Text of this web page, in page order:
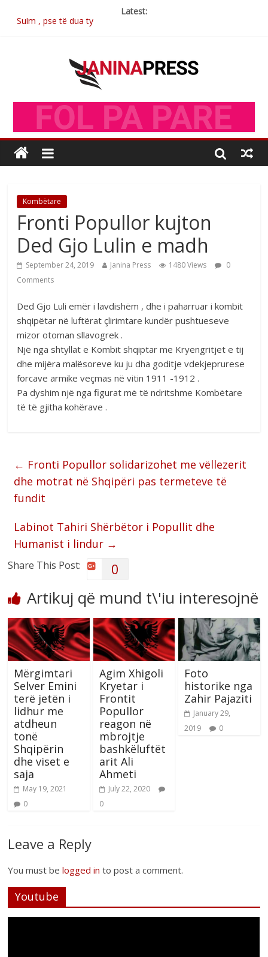
Latest:
Sulm , pse të dua ty
Postim me vlera nga artistja e mirëfilltë Mimoza Gjoni
Brahim Çekaj njē veprimtar i respektuar i çeshtjës kombëtare
Kombëtare
Fronti Popullor kujton
Ded Gjo Lulin e madh
September 24, 2019 Janina Press 1480 Views
0
Comments
Ded Gjo Luli emër i lavdishëm , dhe i paharruar i kombit
shqipëtar në luftërat çlirimtare kundër pushtueseve
mizor otoman sllavogrek .
Një nga shtyllat e Kombit shqiptar me Kryengritjet e tij
dhe mijëra malësoreve ku ju dha goditje vdekjeprurese
forcave armike veçmas në vitin 1911 -1912 .
Pa dyshim një nga figurat më të ndritshme Kombëtare
të të gjitha kohërave .
← Fronti Popullor solidarizohet me vëllezerit
dhe motrat në Shqipëri pas termeteve të
fundit
Labinot Tahiri Shërbëtor i Popullit dhe
Humanist i lindur →
Share This Post: 0
Artikuj që mund t\'iu interesojnë
Mërgimtari
Selver Emini
terë jetën i
lidhur me
atdheun
tonë
Shqipërin
dhe viset e
saja
May 19, 2021
0
Agim Xhigoli
Kryetar i
Frontit
Popullor
reagon në
mbrojtje
bashkëluftët
arit Ali
Ahmeti
July 22, 2020
0
Foto
historike nga
Zahir Pajaziti
January 29,
2019
0
Leave a Reply
You must belogged in to post a comment.
Youtube